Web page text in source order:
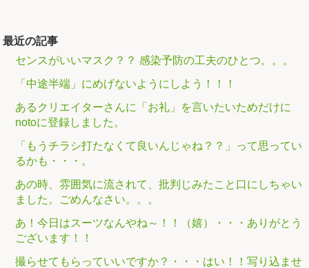
最近の記事
センスがいいマスク？？ 感染予防の工夫のひとつ。。。
「中途半端」にめげないようにしよう！！！
あるクリエイターさんに「お礼」を言いたいためだけに
notoに登録しました。
「もうチラシ打たなくて良いんじゃね？？」って思ってい
るかも・・・。
あの時、雰囲気に流されて、批判じみたこと口にしちゃい
ました。ごめんなさい。。。
あ！今日はスーツなんやね～！！（嬉）・・・ありがとう
ございます！！
撮らせてもらっていいですか？・・・はい！！写り込ませ